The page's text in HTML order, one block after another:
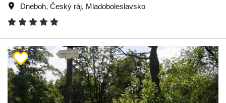
Dneboh, Český ráj, Mladoboleslavsko